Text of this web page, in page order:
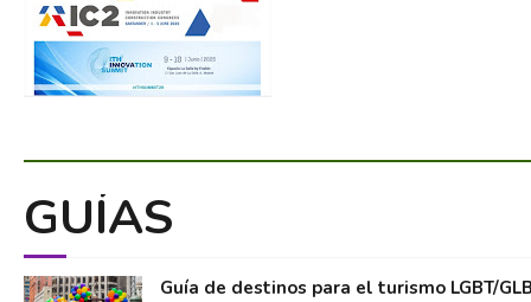
GUÍAS
Guía de destinos para el turismo LGBT/